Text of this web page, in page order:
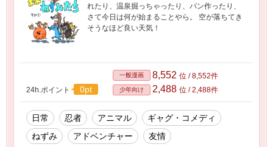
れたり、温泉掘っちゃったり、パン作ったり、
さて今日は何が始まることやら。 空が落ちてき
そうなほど良い天気！
24h.ポイント 0pt
一般漫画 8,552 位 / 8,552件
少年向け 2,488 位 / 2,488件
日常 忍者 アニマル
ギャグ・コメディ
ねずみ
アドベンチャー 友情